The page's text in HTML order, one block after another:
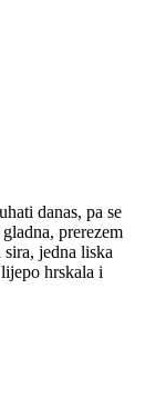
danas, pa se
prerezem
jedna liska
hrskala i